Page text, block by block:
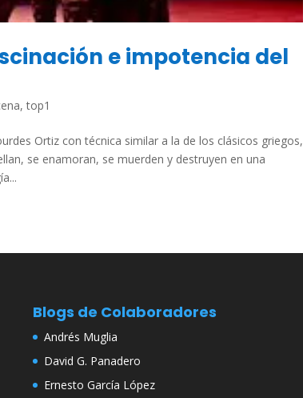
e impotencia del
,top1
Ortiz con técnica similar a la de los clásicos griegos,
se enamoran, se muerden y destruyen en una
Blogs de Colaboradores
Andrés Muglia
David G. Panadero
Ernesto García López